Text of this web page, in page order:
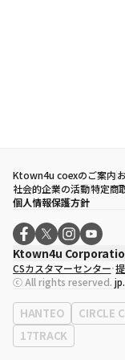
Ktown4u coexのご案内
社会的企業の活動特定商
個人情報保護方針
Ktown4u
代表取締役
ソン・ヒ
事業者登録番号120-87-
eContext
0120-23-
事務所住所
ソウル特
CSカスタマーセンター
ⓒ All rights reserved.
HANTEO CIRCLE
17TRACK